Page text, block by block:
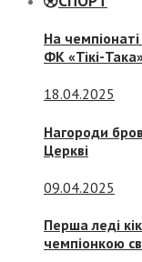
На
ФК «Тікі-
18.04.2025
Нагороди
Церкві
09.04.2025
Перша леді
чемпіонкою